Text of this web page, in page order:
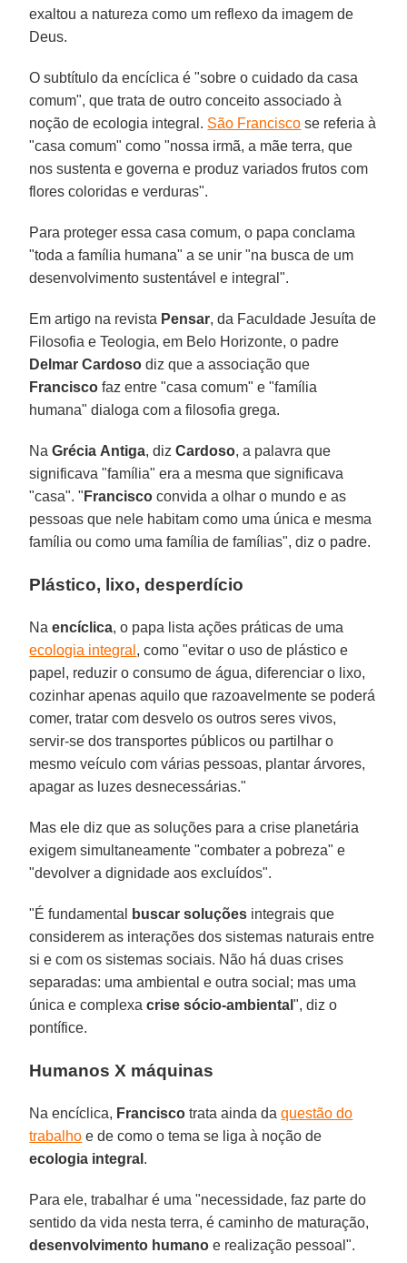
exaltou a natureza como um reflexo da imagem de
Deus.
O subtítulo da encíclica é "sobre o cuidado da casa
comum", que trata de outro conceito associado à
noção de ecologia integral. São Francisco se referia à
"casa comum" como "nossa irmã, a mãe terra, que
nos sustenta e governa e produz variados frutos com
flores coloridas e verduras".
Para proteger essa casa comum, o papa conclama
"toda a família humana" a se unir "na busca de um
desenvolvimento sustentável e integral".
Em artigo na revista Pensar, da Faculdade Jesuíta de
Filosofia e Teologia, em Belo Horizonte, o padre
Delmar Cardoso diz que a associação que
Francisco faz entre "casa comum" e "família
humana" dialoga com a filosofia grega.
NaGrécia Antiga, dizCardoso, a palavra que
significava "família" era a mesma que significava
"casa". " Francisco convida a olhar o mundo e as
pessoas que nele habitam como uma única e mesma
família ou como uma família de famílias", diz o padre.
Plástico, lixo, desperdício
Naencíclica, o papa lista ações práticas de uma
ecologia integral , como "evitar o uso de plástico e
papel, reduzir o consumo de água, diferenciar o lixo,
cozinhar apenas aquilo que razoavelmente se poderá
comer, tratar com desvelo os outros seres vivos,
servir-se dos transportes públicos ou partilhar o
mesmo veículo com várias pessoas, plantar árvores,
apagar as luzes desnecessárias."
Mas ele diz que as soluções para a crise planetária
exigem simultaneamente "combater a pobreza" e
"devolver a dignidade aos excluídos".
"É fundamental buscar soluções integrais que
considerem as interações dos sistemas naturais entre
si e com os sistemas sociais. Não há duas crises
separadas: uma ambiental e outra social; mas uma
única e complexacrise sócio-ambiental", diz o
pontífice.
Humanos X máquinas
Na encíclica, Francisco trata ainda daquestão do
trabalho e de como o tema se liga à noção de
ecologia integral .
Para ele, trabalhar é uma "necessidade, faz parte do
sentido da vida nesta terra, é caminho de maturação,
desenvolvimento humano e realização pessoal".